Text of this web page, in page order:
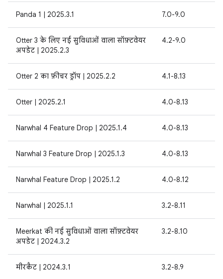
Panda 1 | 2025.3.1 7.0-9.0
Otter 3 के लिए नई सुविधाओं वाला सॉफ़्टवेयर
अपडेट | 2025.2.3
4.2-9.0
Otter 2 का फ़ीचर ड्रॉप | 2025.2.2 4.1-8.13
Otter | 2025.2.1 4.0-8.13
Narwhal 4 Feature Drop | 2025.1.4 4.0-8.13
Narwhal 3 Feature Drop | 2025.1.3 4.0-8.13
Narwhal Feature Drop | 2025.1.2 4.0-8.12
Narwhal | 2025.1.1 3.2-8.11
Meerkat की नई सुविधाओं वाला सॉफ़्टवेयर
अपडेट | 2024.3.2
3.2-8.10
मीरकैट | 2024.3.1 3.2-8.9